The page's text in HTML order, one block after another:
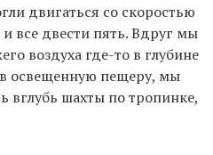
двигаться со скоростью
все двести пять. Вдруг мы
воздуха где-то в глубине
в освещенную пещеру, мы
вглубь шахты по тропинке,